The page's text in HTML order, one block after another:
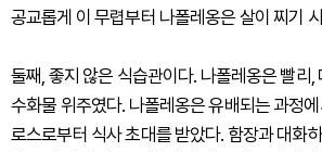
공교롭게 이 무렵부터 나폴레옹은 살이 찌기
둘째, 좋지 않은 식습관이다. 나폴레옹은 빨리,
수화물 위주였다. 나폴레옹은 유배되는 과정
로스로부터 식사 초대를 받았다. 함장과 대화